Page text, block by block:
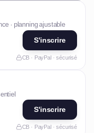
· planning ajustable
S'inscrire
CB · PayPal · sécurisé
S'inscrire
CB · PayPal · sécurisé